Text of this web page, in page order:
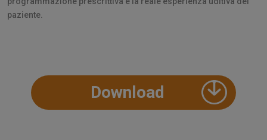
paziente.
Download